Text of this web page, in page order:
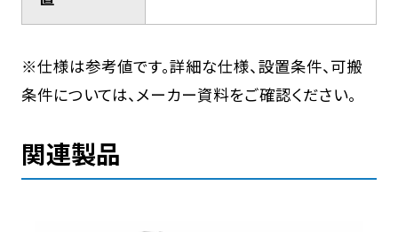
※仕様は参考値です。詳細な仕様、設置条件、可搬
条件については、メーカー資料をご確認ください。
関連製品